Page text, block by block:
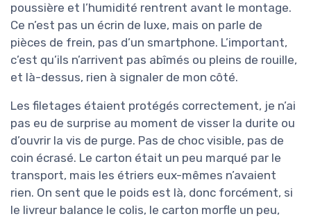
poussière et l’humidité rentrent avant le montage.
Ce n’est pas un écrin de luxe, mais on parle de
pièces de frein, pas d’un smartphone. L’important,
c’est qu’ils n’arrivent pas abîmés ou pleins de rouille,
et là-dessus, rien à signaler de mon côté.
Les filetages étaient protégés correctement, je n’ai
pas eu de surprise au moment de visser la durite ou
d’ouvrir la vis de purge. Pas de choc visible, pas de
coin écrasé. Le carton était un peu marqué par le
transport, mais les étriers eux-mêmes n’avaient
rien. On sent que le poids est là, donc forcément, si
le livreur balance le colis, le carton morfle un peu,